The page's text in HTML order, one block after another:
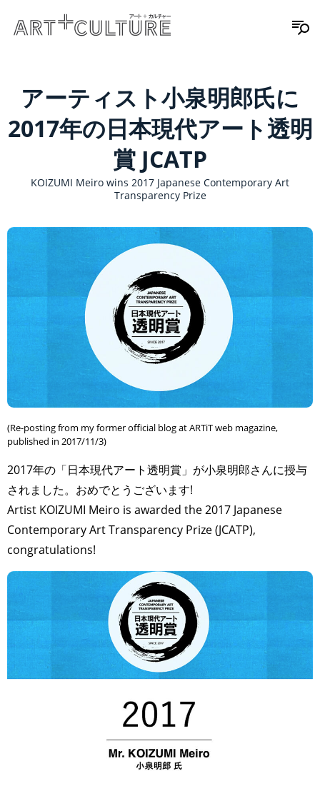
アーティスト小泉明郎氏に
2017年の日本現代アート透明
賞 JCATP
KOIZUMI Meiro wins 2017 Japanese Contemporary Art
Transparency Prize
(Re-posting from my former official blog at ARTiT web magazine,
published in 2017/11/3)
2017年の「日本現代アート透明賞」が小泉明郎さんに授与
されました。おめでとうございます!
Artist KOIZUMI Meiro is awarded the 2017 Japanese
Contemporary Art Transparency Prize (JCATP),
congratulations!